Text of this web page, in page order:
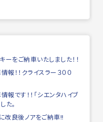
をご納車いたしました！！
！！クライスラー３００
です！！「シエンタハイブ
た。
改良後ノアをご納車!!